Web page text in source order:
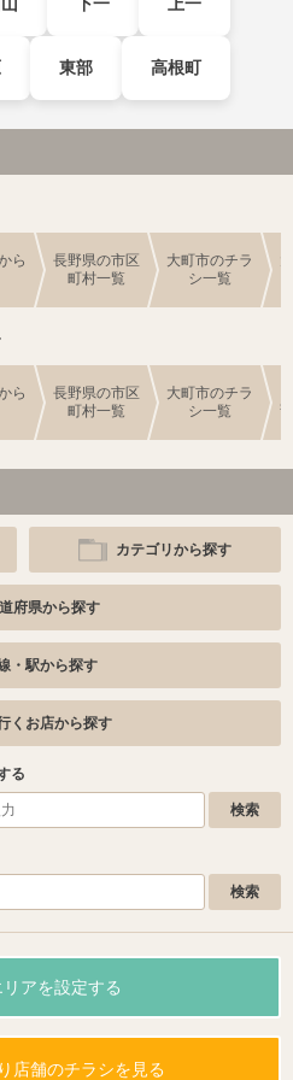
東部 高根町
ら
長野県の市区
町村一覧
大町市のチラ
シ一覧
ら
長野県の市区
町村一覧
大町市のチラ
シ一覧
カテゴリから探す
府県から探す
・駅から探す
くお店から探す
る
アを設定する
店舗のチラシを見る